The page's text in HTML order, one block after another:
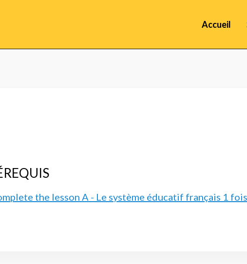
Accueil
the lesson A - Le système éducatif français 1 fois